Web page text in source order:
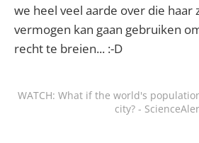
we heel veel aarde over die haar
vermogen kan gaan gebruiken
recht te breien... :-D
WATCH: What if the world's
city? -